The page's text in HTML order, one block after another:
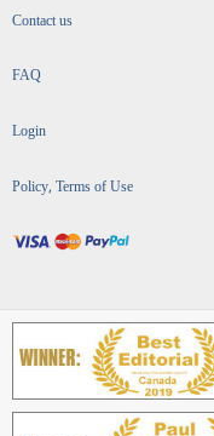
Contact us
FAQ
Login
Policy, Terms of Use